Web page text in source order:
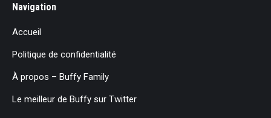
Navigation
Accueil
Politique de confidentialité
À propos – Buffy Family
Le meilleur de Buffy sur Twitter